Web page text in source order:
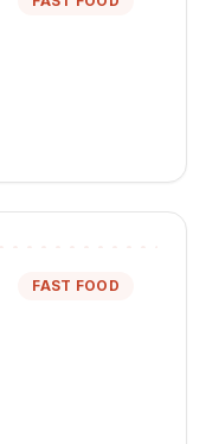
FAST FOOD